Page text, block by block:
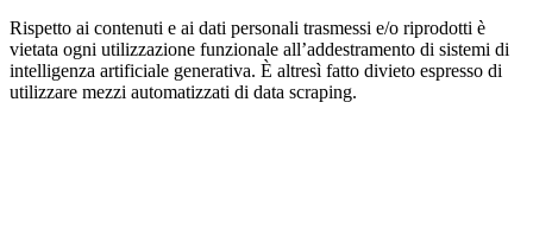
Rispetto ai contenuti e ai dati personali trasmessi e/o riprodotti è
vietata ogni utilizzazione funzionale all’addestramento di sistemi di
intelligenza artificiale generativa. È altresì fatto divieto espresso di
utilizzare mezzi automatizzati di data scraping.